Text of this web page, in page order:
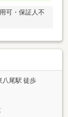
可・保証人不
八尾駅 徒歩